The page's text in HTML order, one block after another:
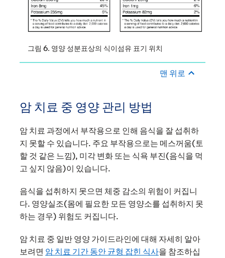
그림 6. 영양 성분표상의 식이섬유 표기 위치
맨 위로
암 치료 중 영양 관리 방법
암 치료 과정에서 부작용으로 인해 음식을 잘 섭취하
지 못할 수 있습니다. 주요 부작용으로는 메스꺼움(토
할 것 같은 느낌), 미각 변화 또는 식욕 부진(음식을 먹
고 싶지 않음)이 있습니다.
음식을 섭취하지 못으면 체중 감소의 위험이 커집니
다. 영양실조(몸에 필요한 모든 영양소를 섭취하지 못
하는 경우) 위험도 커집니다.
암 치료 중 일반 영양 가이드라인에 대해 자세히 알아
보려면 암 치료 기간 동안 균형 잡힌 식사을 참조하십